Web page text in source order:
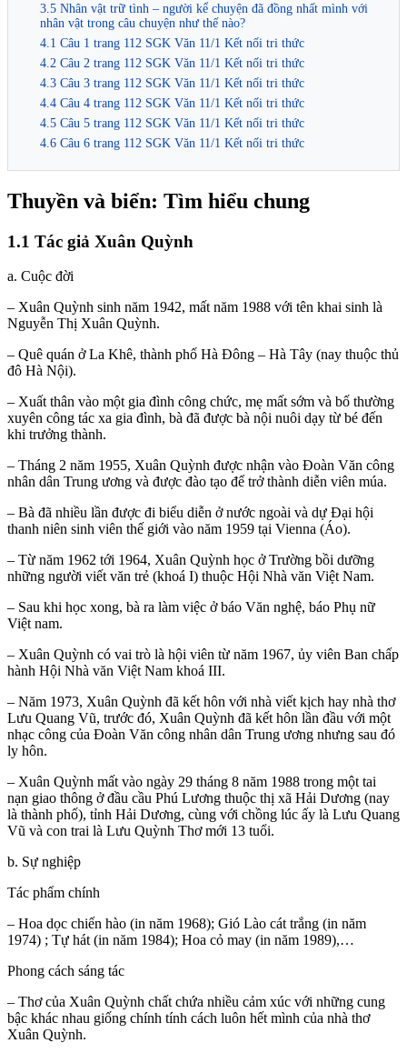
3.5 Nhân vật trữ tình – người kể chuyện đã đồng nhất mình với
nhân vật trong câu chuyện như thế nào?
4.1 Câu 1 trang 112 SGK Văn 11/1 Kết nối tri thức
4.2 Câu 2 trang 112 SGK Văn 11/1 Kết nối tri thức
4.3 Câu 3 trang 112 SGK Văn 11/1 Kết nối tri thức
4.4 Câu 4 trang 112 SGK Văn 11/1 Kết nối tri thức
4.5 Câu 5 trang 112 SGK Văn 11/1 Kết nối tri thức
4.6 Câu 6 trang 112 SGK Văn 11/1 Kết nối tri thức
Thuyền và biển: Tìm hiểu chung
1.1 Tác giả Xuân Quỳnh
a. Cuộc đời
– Xuân Quỳnh sinh năm 1942, mất năm 1988 với tên khai sinh là
Nguyễn Thị Xuân Quỳnh.
– Quê quán ở La Khê, thành phố Hà Đông – Hà Tây (nay thuộc thủ
đô Hà Nội).
– Xuất thân vào một gia đình công chức, mẹ mất sớm và bố thường
xuyên công tác xa gia đình, bà đã được bà nội nuôi dạy từ bé đến
khi trưởng thành.
– Tháng 2 năm 1955, Xuân Quỳnh được nhận vào Đoàn Văn công
nhân dân Trung ương và được đào tạo để trở thành diễn viên múa.
– Bà đã nhiều lần được đi biểu diễn ở nước ngoài và dự Đại hội
thanh niên sinh viên thế giới vào năm 1959 tại Vienna (Áo).
– Từ năm 1962 tới 1964, Xuân Quỳnh học ở Trường bồi dưỡng
những người viết văn trẻ (khoá I) thuộc Hội Nhà văn Việt Nam.
– Sau khi học xong, bà ra làm việc ở báo Văn nghệ, báo Phụ nữ
Việt nam.
– Xuân Quỳnh có vai trò là hội viên từ năm 1967, ủy viên Ban chấp
hành Hội Nhà văn Việt Nam khoá III.
– Năm 1973, Xuân Quỳnh đã kết hôn với nhà viết kịch hay nhà thơ
Lưu Quang Vũ, trước đó, Xuân Quỳnh đã kết hôn lần đầu với một
nhạc công của Đoàn Văn công nhân dân Trung ương nhưng sau đó
ly hôn.
– Xuân Quỳnh mất vào ngày 29 tháng 8 năm 1988 trong một tai
nạn giao thông ở đầu cầu Phú Lương thuộc thị xã Hải Dương (nay
là thành phố), tỉnh Hải Dương, cùng với chồng lúc ấy là Lưu Quang
Vũ và con trai là Lưu Quỳnh Thơ mới 13 tuổi.
b. Sự nghiệp
Tác phẩm chính
– Hoa dọc chiến hào (in năm 1968); Gió Lào cát trắng (in năm
1974) ; Tự hát (in năm 1984); Hoa cỏ may (in năm 1989),…
Phong cách sáng tác
– Thơ của Xuân Quỳnh chất chứa nhiều cảm xúc với những cung
bậc khác nhau giống chính tính cách luôn hết mình của nhà thơ
Xuân Quỳnh.